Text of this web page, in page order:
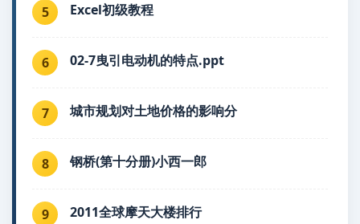
5 Excel初级教程
6 02-7曳引电动机的特点.ppt
7 城市规划对土地价格的影响分
8 钢桥(第十分册)小西一郎
9 2011全球摩天大楼排行